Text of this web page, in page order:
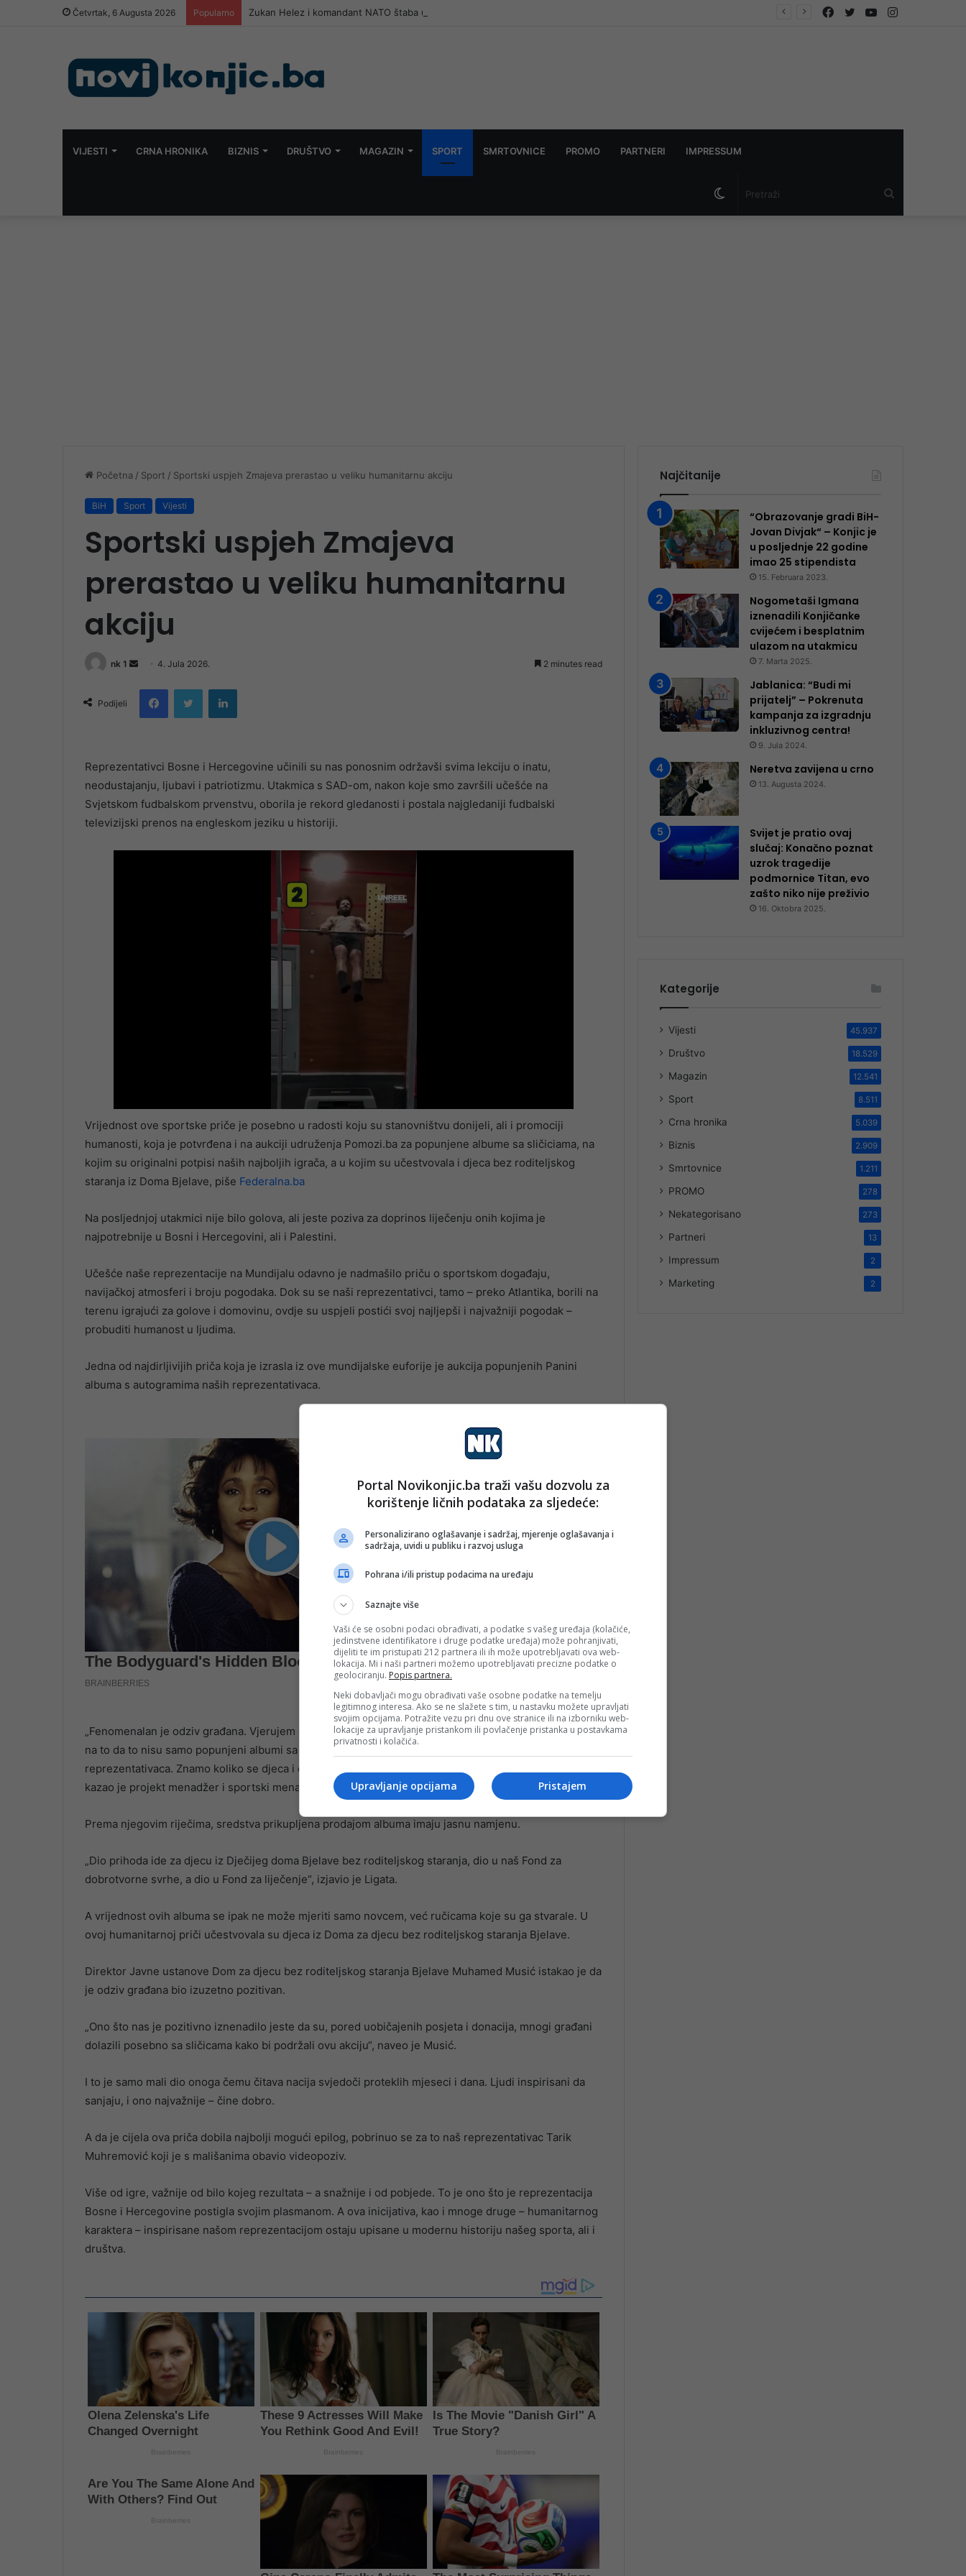
Četvrtak, 6 Augusta 2026 Popularno Zukan Helez i komandant NATO štaba u Bugojnu: Jedna od tema i Titova vila Gorica Instagram
YouTube
Twitter
Facebook
VIJESTI CRNA HRONIKA BIZNIS DRUŠTVO MAGAZIN SPORT SMRTOVNICE PROMO PARTNERI IMPRESSUM
Switch
Početna / Sport / Sportski uspjeh Zmajeva prerastao u veliku humanitarnu akciju
BiH Sport Vijesti
Sportski uspjeh Zmajeva
prerastao u veliku humanitarnu
akciju
nk 1
Send
email
4. Jula 2026. 2 minutes read
Podijeli
FacebookTwitter LinkedIn
Reprezentativci Bosne i Hercegovine učinili su nas ponosnim održavši svima lekciju o inatu,
neodustajanju, ljubavi i patriotizmu. Utakmica s SAD-om, nakon koje smo završili učešće na
Svjetskom fudbalskom prvenstvu, oborila je rekord gledanosti i postala najgledaniji fudbalski
televizijski prenos na engleskom jeziku u historiji.
Vrijednost ove sportske priče je posebno u radosti koju su stanovništvu donijeli, ali i promociji
humanosti, koja je potvrđena i na aukciji udruženja Pomozi.ba za popunjene albume sa sličiciama, na
kojim su originalni potpisi naših najboljih igrača, a u kojim su učestvovala i djeca bez roditeljskog
staranja iz Doma Bjelave, piše Federalna.ba
Na posljednjoj utakmici nije bilo golova, ali jeste poziva za doprinos liječenju onih kojima je
najpotrebnije u Bosni i Hercegovini, ali i Palestini.
Učešće naše reprezentacije na Mundijalu odavno je nadmašilo priču o sportskom događaju,
navijačkoj atmosferi i broju pogodaka. Dok su se naši reprezentativci, tamo – preko Atlantika, borili na
terenu igrajući za golove i domovinu, ovdje su uspjeli postići svoj najljepši i najvažniji pogodak –
probuditi humanost u ljudima.
Jedna od najdirljivijih priča koja je izrasla iz ove mundijalske euforije je aukcija popunjenih Panini
albuma s autogramima naših reprezentativaca.
„Fenomenalan je odziv građana. Vjerujem da će danas biti žestoko nadmetanje za albume, s obzirom
na to da to nisu samo popunjeni albumi sa sličicama, nego albumi s potpisima skoro svih naših
reprezentativaca. Znamo koliko se djeca i odrasli trude da ih popune, pa ovo ima posebnu vrijednost“,
kazao je projekt menadžer i sportski menadžer u Pomozi.ba Jasmin Ligata.
Prema njegovim riječima, sredstva prikupljena prodajom albuma imaju jasnu namjenu.
„Dio prihoda ide za djecu iz Dječijeg doma Bjelave bez roditeljskog staranja, dio u naš Fond za
dobrotvorne svrhe, a dio u Fond za liječenje“, izjavio je Ligata.
A vrijednost ovih albuma se ipak ne može mjeriti samo novcem, već ručicama koje su ga stvarale. U
ovoj humanitarnoj priči učestvovala su djeca iz Doma za djecu bez roditeljskog staranja Bjelave.
Direktor Javne ustanove Dom za djecu bez roditeljskog staranja Bjelave Muhamed Musić istakao je da
je odziv građana bio izuzetno pozitivan.
„Ono što nas je pozitivno iznenadilo jeste da su, pored uobičajenih posjeta i donacija, mnogi građani
dolazili posebno sa sličicama kako bi podržali ovu akciju“, naveo je Musić.
I to je samo mali dio onoga čemu čitava nacija svjedoči proteklih mjeseci i dana. Ljudi inspirisani da
sanjaju, i ono najvažnije – čine dobro.
A da je cijela ova priča dobila najbolji mogući epilog, pobrinuo se za to naš reprezentativac Tarik
Muhremović koji je s mališanima obavio videopoziv.
Više od igre, važnije od bilo kojeg rezultata – a snažnije i od pobjede. To je ono što je reprezentacija
Bosne i Hercegovine postigla svojim plasmanom. A ova inicijativa, kao i mnoge druge – humanitarnog
karaktera – inspirisane našom reprezentacijom ostaju upisane u modernu historiju našeg sporta, ali i
društva.
Najčitanije
“Obrazovanje gradi BiH-
Jovan Divjak“ – Konjic je
u posljednje 22 godine
imao 25 ​​stipendista
15. Februara 2023.
Nogometaši Igmana
iznenadili Konjičanke
cvijećem i besplatnim
ulazom na utakmicu
7. Marta 2025.
Jablanica: “Budi mi
prijatelj” – Pokrenuta
kampanja za izgradnju
inkluzivnog centra!
9. Jula 2024.
Neretva zavijena u crno
13. Augusta 2024.
Svijet je pratio ovaj
slučaj: Konačno poznat
uzrok tragedije
podmornice Titan, evo
zašto niko nije preživio
16. Oktobra 2025.
Kategorije
Vijesti 45.937
Društvo 18.529
Magazin 12.541
Sport 8.511
Crna hronika 5.039
Biznis 2.909
Smrtovnice 1.211
PROMO 278
Nekategorisano 273
Partneri 13
Impressum 2
Marketing 2
Portal Novikonjic.ba traži vašu dozvolu za
korištenje ličnih podataka za sljedeće:
Personalizirano oglašavanje i sadržaj, mjerenje oglašavanja i
sadržaja, uvidi u publiku i razvoj usluga
Pohrana i/ili pristup podacima na uređaju
Saznajte više
Vaši će se osobni podaci obrađivati, a podatke s vašeg uređaja (kolačiće,
jedinstvene identifikatore i druge podatke uređaja) može pohranjivati,
dijeliti te im pristupati 212 partnera ili ih može upotrebljavati ova web-
lokacija. Mi i naši partneri možemo upotrebljavati precizne podatke o
geolociranju. Popis partnera.
Neki dobavljači mogu obrađivati vaše osobne podatke na temelju
legitimnog interesa. Ako se ne slažete s tim, u nastavku možete upravljati
svojim opcijama. Potražite vezu pri dnu ove stranice ili na izborniku web-
lokacije za upravljanje pristankom ili povlačenje pristanka u postavkama
privatnosti i kolačića.
Pristajem
Upravljanje opcijama